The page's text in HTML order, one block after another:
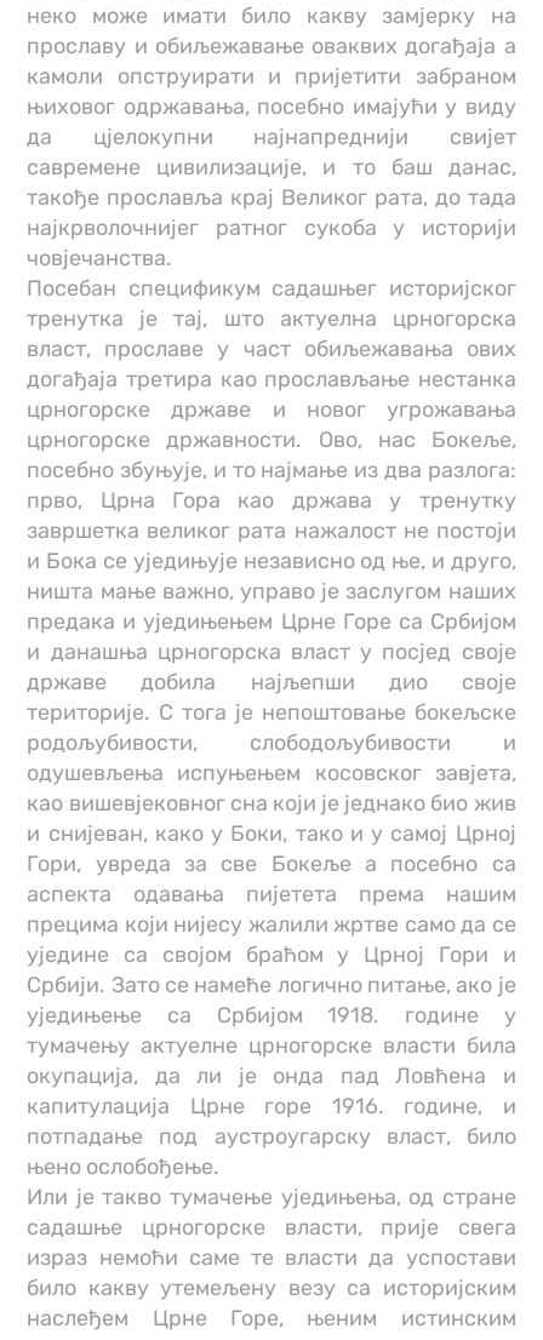
неко може имати било какву замјерку на
прославу и обиљежавање оваквих догађаја а
камоли опструирати и пријетити забраном
њиховог одржавања, посебно имајући у виду
да цјелокупни најнапреднији свијет
савремене цивилизације, и то баш данас,
такође прославља крај Великог рата, до тада
најкрволочнијег ратног сукоба у историји
човјечанства.
Посебан спецификум садашњег историјског
тренутка је тај, што актуелна црногорска
власт, прославе у част обиљежавања ових
догађаја третира као прослављање нестанка
црногорске државе и новог угрожавања
црногорске државности. Ово, нас Бокеље,
посебно збуњује, и то најмање из два разлога:
прво, Црна Гора као држава у тренутку
завршетка великог рата нажалост не постоји
и Бока се уједињује независно од ње, и друго,
ништа мање важно, управо је заслугом наших
предака и уједињењем Црне Горе са Србијом
и данашња црногорска власт у посјед своје
државе добила најљепши дио своје
територије. С тога је непоштовање бокељске
родољубивости, слободољубивости и
одушевљења испуњењем косовског зaвјета,
као вишевјековног сна који је једнако био жив
и снијеван, како у Боки, тако и у самој Црној
Гори, увреда за све Бокеље а посебно са
аспекта одавања пијетета према нашим
прецима који нијесу жалили жртве само да се
уједине са својом браћом у Црној Гори и
Србији. Зато се намеће логично питање, ако је
уједињење са Србијом 1918. године у
тумачењу актуелне црногорске власти била
окупација, да ли је онда пад Ловћена и
капитулација Црне горе 1916. године, и
потпадање под аустроугарску власт, било
њено ослобођење.
Или је такво тумачење уједињења, од стране
садашње црногорске власти, прије свега
израз немоћи саме те власти да успостави
било какву утемељену везу са историјским
наслеђем Црне Горе, њеним истинским